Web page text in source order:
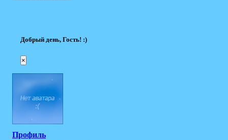
Добрый день, Гость! :)
×
Профиль